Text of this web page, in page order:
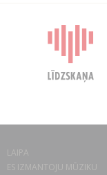
LAIPA
ES IZMANTOJU MŪZIKU